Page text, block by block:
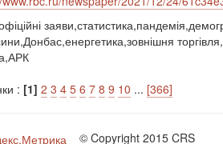
: [1] 2 3 4 5 6 7 8 9 10 ... [366]
© Copyright 2015 CRS